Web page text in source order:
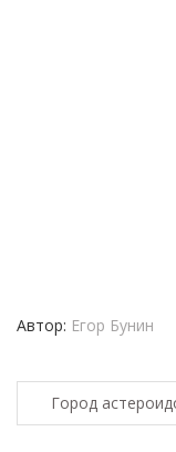
Автор: Егор Бунин
Город